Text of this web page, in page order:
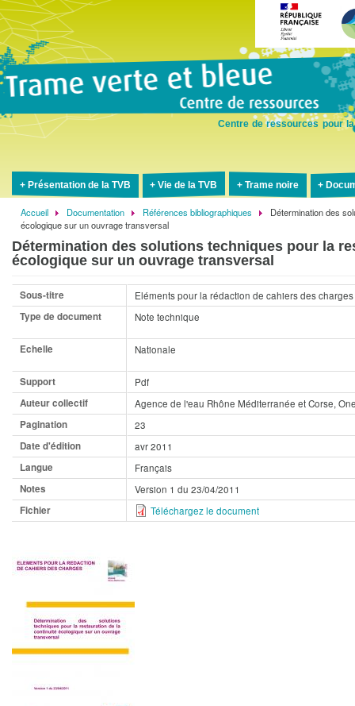
Centre de ressources pour
Présentation de la TVB Vie de la TVB Trame noire
Fil
d'Ariane
Accueil Documentation Références bibliographiques
Détermination des
écologique sur un ouvrage transversal
Détermination des solutions techniques pour la
écologique sur un ouvrage transversal
Sous-titre
Eléments pour la rédaction de cahiers des charges
Type de document
Note technique
Echelle Nationale
Support
Pdf
Auteur collectif
Agence de l'eau Rhône Méditerranée et Corse,
Pagination
23
Date d'édition
avr 2011
Langue
Français
Notes
Version 1 du 23/04/2011
Fichier
Téléchargez le document